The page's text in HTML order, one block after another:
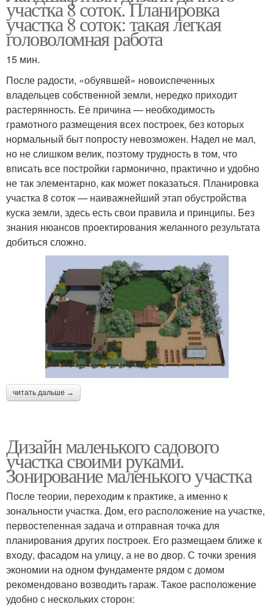
участка 8 соток. Планировка
участка 8 соток: такая легкая
головоломная работа
15 мин.
После радости, «обуявшей» новоиспеченных
владельцев собственной земли, нередко приходит
растерянность. Ее причина — необходимость
грамотного размещения всех построек, без которых
нормальный быт попросту невозможен. Надел не мал,
но не слишком велик, поэтому трудность в том, что
вписать все постройки гармонично, практично и удобно
не так элементарно, как может показаться. Планировка
участка 8 соток — наиважнейший этап обустройства
куска земли, здесь есть свои правила и принципы. Без
знания нюансов проектирования желанного результата
добиться сложно.
читать дальше →
Дизайн маленького садового
участка своими руками.
Зонирование маленького участка
После теории, переходим к практике, а именно к
зональности участка. Дом, его расположение на участке,
первостепенная задача и отправная точка для
планирования других построек. Его размещаем ближе к
входу, фасадом на улицу, а не во двор. С точки зрения
экономии на одном фундаменте рядом с домом
рекомендовано возводить гараж. Такое расположение
удобно с нескольких сторон: